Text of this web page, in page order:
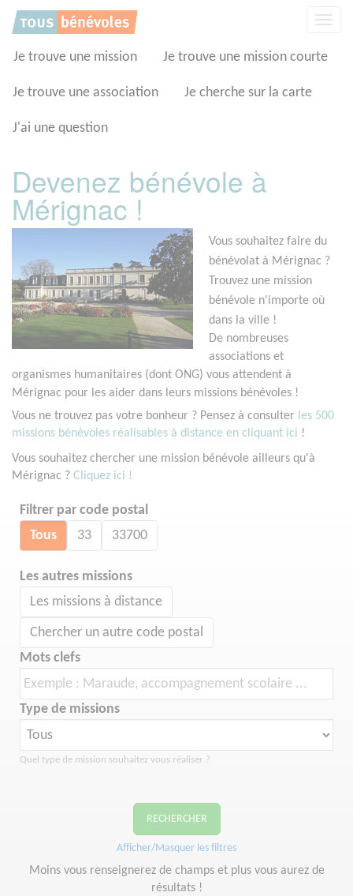
Je trouve une mission Je trouve une mission courte
Je trouve une association Je cherche sur la carte
J'ai une question
Devenez bénévole à
Mérignac !
Vous souhaitez faire du
bénévolat à Mérignac ?
Trouvez une mission
bénévole n'importe où
dans la ville !
De nombreuses
associations et
organismes humanitaires (dont ONG) vous attendent à
Mérignac pour les aider dans leurs missions bénévoles !
Vous ne trouvez pas votre bonheur ? Pensez à consulter les 500
missions bénévoles réalisables à distance en cliquant ici !
Vous souhaitez chercher une mission bénévole ailleurs qu'à
Mérignac ? Cliquez ici !
Filtrer par code postal
Tous 33 33700
Les autres missions
Les missions à distance
Chercher un autre code postal
Mots clefs
Type de missions
Quel type de mission souhaitez vous réaliser ?
RECHERCHER
Afficher/Masquer les filtres
Moins vous renseignerez de champs et plus vous aurez de
résultats !
Panneau de gestion des cookies